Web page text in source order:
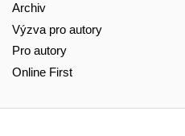
Archiv
Výzva pro autory
Pro autory
Online First